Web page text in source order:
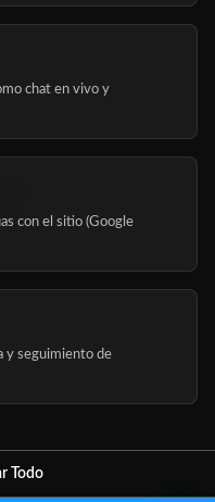
chat en vivo y
con el sitio (Google
y seguimiento de
Todo